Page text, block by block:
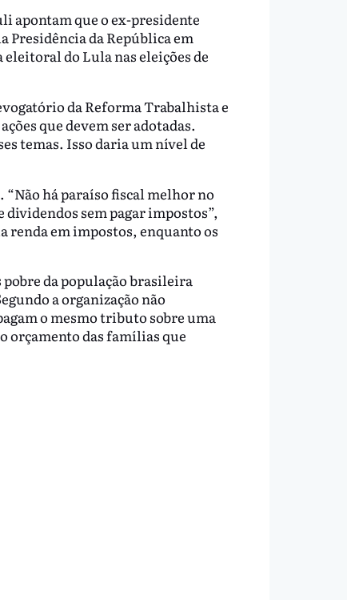
apontam que o ex-presidente
Presidência da República em
do Lula nas eleições de
da Reforma Trabalhista e
que devem ser adotadas.
temas. Isso daria um nível de
há paraíso fiscal melhor no
sem pagar impostos”,
renda em impostos, enquanto os
pobre da população brasileira
a organização não
o mesmo tributo sobre uma
orçamento das famílias que